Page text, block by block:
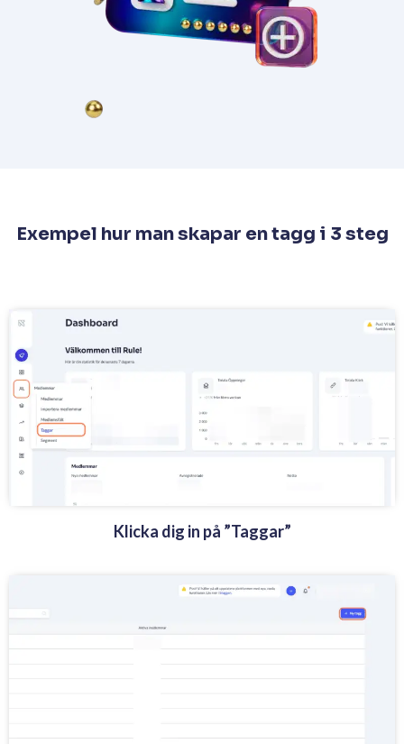
Exempel hur man skapar en tagg i 3 steg
Klicka dig in på ”Taggar”